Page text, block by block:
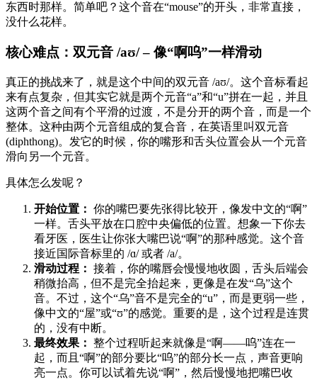
东西时那样。简单吧？这个音在“mouse”的开头，非常直接，
没什么花样。
核心难点：双元音 /aʊ/ – 像“啊呜”一样滑动
真正的挑战来了，就是这个中间的双元音 /aʊ/。这个音标看起
来有点复杂，但其实它就是两个元音“a”和“u”拼在一起，并且
这两个音之间有个平滑的过渡，不是分开的两个音，而是一个
整体。这种由两个元音组成的复合音，在英语里叫双元音
(diphthong)。发它的时候，你的嘴形和舌头位置会从一个元音
滑向另一个元音。
具体怎么发呢？
开始位置： 你的嘴巴要先张得比较开，像发中文的“啊”
一样。舌头平放在口腔中央偏低的位置。想象一下你去
看牙医，医生让你张大嘴巴说“啊”的那种感觉。这个音
接近国际音标里的 /ɑ/ 或者 /a/。
滑动过程： 接着，你的嘴唇会慢慢地收圆，舌头后端会
稍微抬高，但不是完全抬起来，更像是在发“乌”这个
音。不过，这个“乌”音不是完全的“u”，而是更弱一些，
像中文的“屋”或“ʊ”的感觉。重要的是，这个过程是连贯
的，没有中断。
最终效果： 整个过程听起来就像是“啊——呜”连在一
起，而且“啊”的部分要比“呜”的部分长一点，声音更响
亮一点。你可以试着先说“啊”，然后慢慢地把嘴巴收